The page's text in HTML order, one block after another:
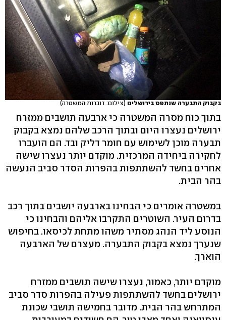
בקבוק התבערה שנתפס בירושלים (צילום: דוברות המשטרה)
בתוך כוח מסרה המשטרה כי ארבעה תושבים ממזרח
ירושלים נעצרו היום ובתוך הרכב שלהם נמצא בקבוק
תבערה מוכן לשימוש עם חומר דליק ובד. הם הועברו
לחקירה ביחידה המרכזית. מוקדם יותר נעצרו שישה
אחרים בחשד להשתתפות בהפרות הסדר סביב הנעשה
בהר הבית.
במשטרה אומרים כי הבחינו בארבעה יושבים בתוך רכב
בדרום העיר. השוטרים התקרבו אליהם והבחינו כי
הנוסע ליד הנהג מסתיר משהו מתחת לכיסאו. בחיפוש
שנערך נמצא בקבוק התבערה. מעצרם של הארבעה
הוארך.
מוקדם יותר, כאמור, נעצרו שישה תושבים ממזרח
ירושלים בחשד להשתתפות פעילה בהפרות סדר סביב
המתרחש בהר הבית. מדובר בחמישה תושבי שכונת